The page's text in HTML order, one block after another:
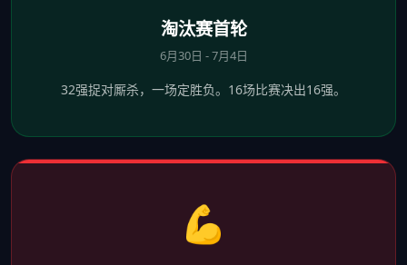
淘汰赛首轮
6月30日 - 7月4日
32强捉对厮杀，一场定胜负。16场比赛决出16强。
💪